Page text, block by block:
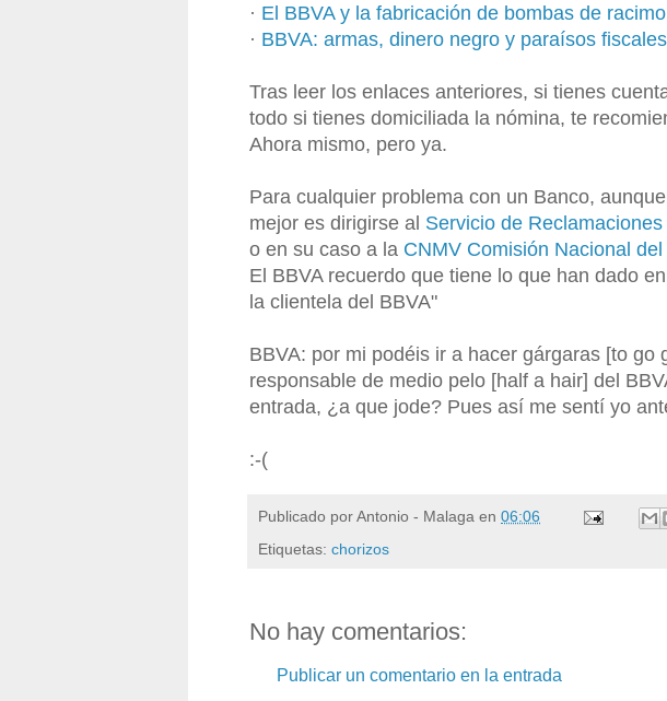
· El BBVA y la fabricación de bombas de racimo
· BBVA: armas, dinero negro y paraísos fiscales
Tras leer los enlaces anteriores, si tienes
todo si tienes domiciliada la nómina, te
Ahora mismo, pero ya.
Para cualquier problema con un Banco,
mejor es dirigirse al Servicio de
o en su caso a la CNMV Comisión Nacional
El BBVA recuerdo que tiene lo que han dado
la clientela del BBVA"
BBVA: por mi podéis ir a hacer gárgaras [to go
responsable de medio pelo [half a hair] del
entrada, ¿a que jode? Pues así me sentí yo
:-(
Publicado porAntonio - Malaga en 06:06
Etiquetas: chorizos
No hay comentarios:
Publicar un comentario en la entrada